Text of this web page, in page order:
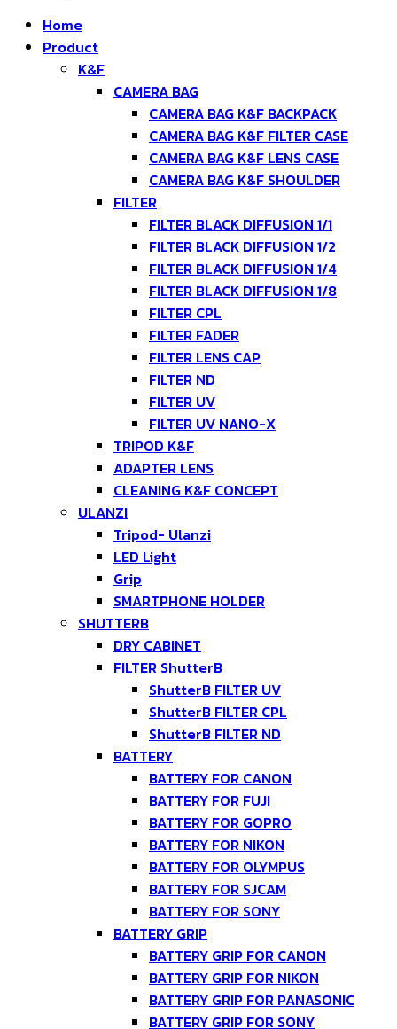
Home
Product
K&F
CAMERA BAG
CAMERA BAG K&F BACKPACK
CAMERA BAG K&F FILTER CASE
CAMERA BAG K&F LENS CASE
CAMERA BAG K&F SHOULDER
FILTER
FILTER BLACK DIFFUSION 1/1
FILTER BLACK DIFFUSION 1/2
FILTER BLACK DIFFUSION 1/4
FILTER BLACK DIFFUSION 1/8
FILTER CPL
FILTER FADER
FILTER LENS CAP
FILTER ND
FILTER UV
FILTER UV NANO-X
TRIPOD K&F
ADAPTER LENS
CLEANING K&F CONCEPT
ULANZI
Tripod- Ulanzi
LED Light
Grip
SMARTPHONE HOLDER
SHUTTERB
DRY CABINET
FILTER ShutterB
ShutterB FILTER UV
ShutterB FILTER CPL
ShutterB FILTER ND
BATTERY
BATTERY FOR CANON
BATTERY FOR FUJI
BATTERY FOR GOPRO
BATTERY FOR NIKON
BATTERY FOR OLYMPUS
BATTERY FOR SJCAM
BATTERY FOR SONY
BATTERY GRIP
BATTERY GRIP FOR CANON
BATTERY GRIP FOR NIKON
BATTERY GRIP FOR PANASONIC
BATTERY GRIP FOR SONY